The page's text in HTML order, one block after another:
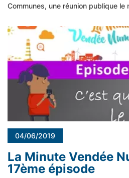
Communes, une réunion publique le
04/06/2019
La Minute Vendée
17ème épisode